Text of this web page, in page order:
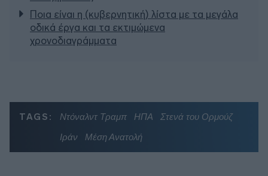
Ποια είναι η (κυβερνητική) λίστα με τα μεγάλα
οδικά έργα και τα εκτιμώμενα
χρονοδιαγράμματα
TAGS: Ντόναλντ Τραμπ ΗΠΑ
Στενά του Ορμούζ
Ιράν
Μέση Ανατολή